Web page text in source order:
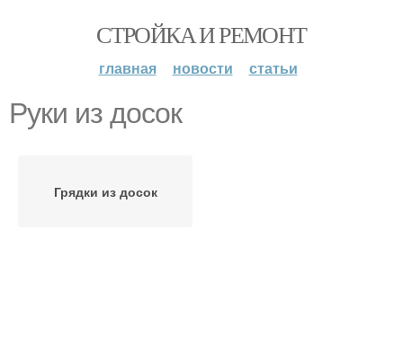
СТРОЙКА И РЕМОНТ
главная новости статьи
Руки из досок
Грядки из досок